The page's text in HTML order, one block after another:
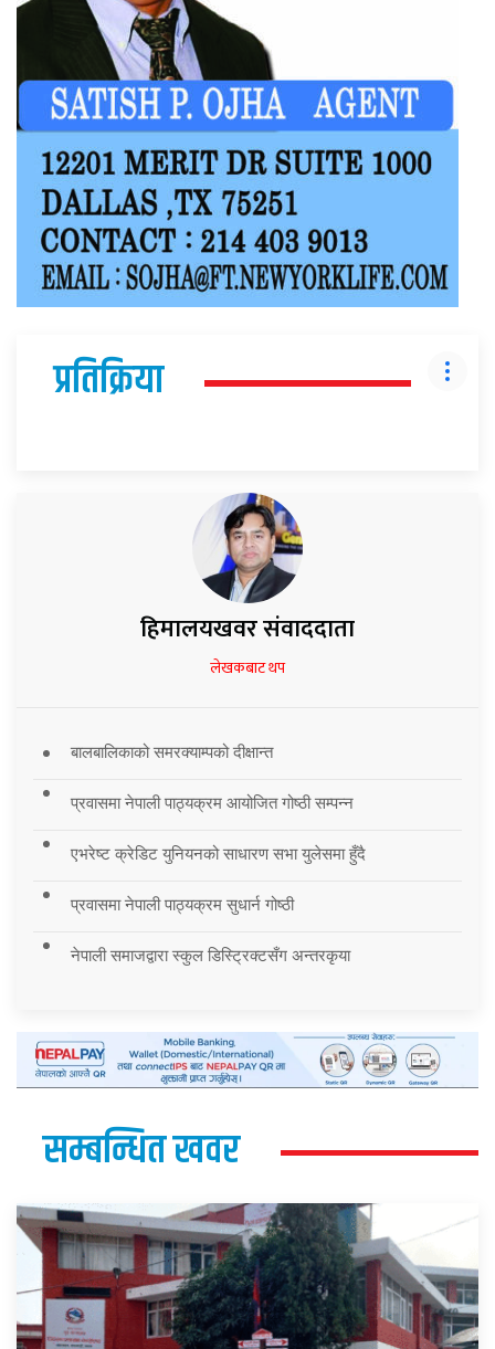
प्रतिक्रिया
हिमालयखवर संवाददाता
लेखकबाट थप
बालबालिकाको समरक्याम्पको दीक्षान्त
प्रवासमा नेपाली पाठ्यक्रम आयोजित गोष्ठी सम्पन्न
एभरेष्ट क्रेडिट युनियनको साधारण सभा युलेसमा हुँदै
प्रवासमा नेपाली पाठ्यक्रम सुधार्न गोष्ठी
नेपाली समाजद्वारा स्कुल डिस्ट्रिक्टसँग अन्तरकृया
सम्बन्धित खवर